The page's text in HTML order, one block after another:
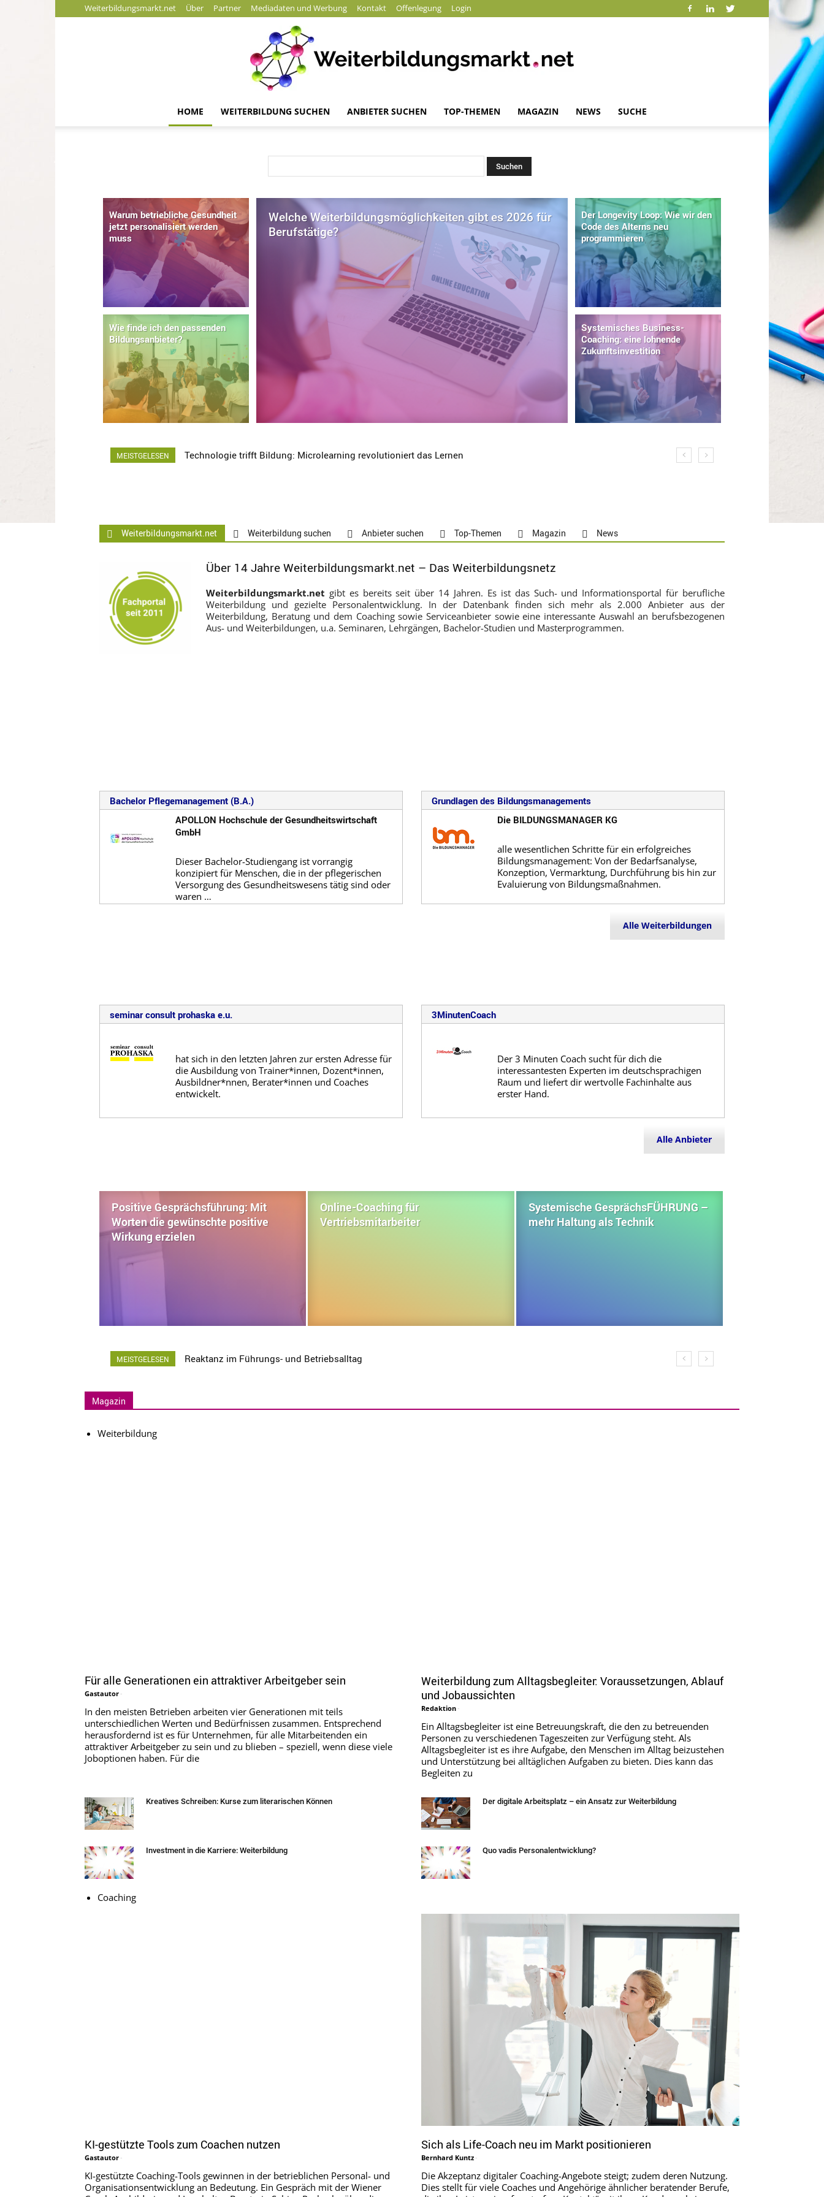
Weiterbildungsmarkt.net Über Partner Mediadaten und Werbung Kontakt Offenlegung Login
HOME WEITERBILDUNG SUCHEN ANBIETER SUCHEN TOP-THEMEN MAGAZIN NEWS SUCHE
Warum betriebliche Gesundheit
jetzt personalisiert werden
muss
Wie finde ich den passenden
Bildungsanbieter?
Welche Weiterbildungsmöglichkeiten gibt es 2026 für
Berufstätige?
Der Longevity Loop: Wie wir den
Code des Alterns neu
programmieren
Systemisches Business-
Coaching: eine lohnende
Zukunftsinvestition
MEISTGELESEN Technologie trifft Bildung: Microlearning revolutioniert das Lernen
Weiterbildungsmarkt.net Weiterbildung suchen Anbieter suchen Top-Themen Magazin News
Über 14 Jahre Weiterbildungsmarkt.net – Das Weiterbildungsnetz
Weiterbildungsmarkt.net gibt es bereits seit über 14 Jahren. Es ist das Such- und Informationsportal für berufliche
Weiterbildung und gezielte Personalentwicklung. In der Datenbank finden sich mehr als 2.000 Anbieter aus der
Weiterbildung, Beratung und dem Coaching sowie Serviceanbieter sowie eine interessante Auswahl an berufsbezogenen
Aus- und Weiterbildungen, u.a. Seminaren, Lehrgängen, Bachelor-Studien und Masterprogrammen.
Bachelor Pflegemanagement (B.A.)
APOLLON Hochschule der Gesundheitswirtschaft
GmbH
Dieser Bachelor-Studiengang ist vorrangig
konzipiert für Menschen, die in der pflegerischen
Versorgung des Gesundheitswesens tätig sind oder
waren …
Grundlagen des Bildungsmanagements
Die BILDUNGSMANAGER KG
alle wesentlichen Schritte für ein erfolgreiches
Bildungsmanagement: Von der Bedarfsanalyse,
Konzeption, Vermarktung, Durchführung bis hin zur
Evaluierung von Bildungsmaßnahmen.
Alle Weiterbildungen
seminar consult prohaska e.u.
hat sich in den letzten Jahren zur ersten Adresse für
die Ausbildung von Trainer*innen, Dozent*innen,
Ausbildner*nnen, Berater*innen und Coaches
entwickelt.
3MinutenCoach
Der 3 Minuten Coach sucht für dich die
interessantesten Experten im deutschsprachigen
Raum und liefert dir wertvolle Fachinhalte aus
erster Hand.
Alle Anbieter
Positive Gesprächsführung: Mit
Worten die gewünschte positive
Wirkung erzielen
Online-Coaching für
Vertriebsmitarbeiter
Systemische GesprächsFÜHRUNG –
mehr Haltung als Technik
MEISTGELESEN Reaktanz im Führungs- und Betriebsalltag
Magazin
Weiterbildung
Für alle Generationen ein attraktiver Arbeitgeber sein
Gastautor -
In den meisten Betrieben arbeiten vier Generationen mit teils
unterschiedlichen Werten und Bedürfnissen zusammen. Entsprechend
herausfordernd ist es für Unternehmen, für alle Mitarbeitenden ein
attraktiver Arbeitgeber zu sein und zu blieben – speziell, wenn diese viele
Joboptionen haben. Für die
Weiterbildung zum Alltagsbegleiter: Voraussetzungen, Ablauf
und Jobaussichten
Redaktion -
Ein Alltagsbegleiter ist eine Betreuungskraft, die den zu betreuenden
Personen zu verschiedenen Tageszeiten zur Verfügung steht. Als
Alltagsbegleiter ist es ihre Aufgabe, den Menschen im Alltag beizustehen
und Unterstützung bei alltäglichen Aufgaben zu bieten. Dies kann das
Begleiten zu
Kreatives Schreiben: Kurse zum literarischen Können Der digitale Arbeitsplatz – ein Ansatz zur Weiterbildung
Investment in die Karriere: Weiterbildung Quo vadis Personalentwicklung?
Coaching
KI-gestützte Tools zum Coachen nutzen
Gastautor -
KI-gestützte Coaching-Tools gewinnen in der betrieblichen Personal- und
Organisationsentwicklung an Bedeutung. Ein Gespräch mit der Wiener
Sich als Life-Coach neu im Markt positionieren
Bernhard Kuntz -
Die Akzeptanz digitaler Coaching-Angebote steigt; zudem deren Nutzung.
Dies stellt für viele Coaches und Angehörige ähnlicher beratender Berufe,